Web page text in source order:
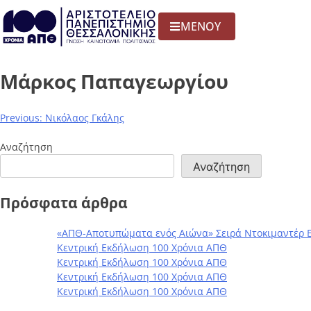
ΜΕΝΟΥ
Μάρκος Παπαγεωργίου
Previous: Νικόλαος Γκάλης
Αναζήτηση
Αναζήτηση
Πρόσφατα άρθρα
«ΑΠΘ-Αποτυπώματα ενός Αιώνα» Σειρά Ντοκιμαντέρ
Κεντρική Εκδήλωση 100 Χρόνια ΑΠΘ
Κεντρική Εκδήλωση 100 Χρόνια ΑΠΘ
Κεντρική Εκδήλωση 100 Χρόνια ΑΠΘ
Κεντρική Εκδήλωση 100 Χρόνια ΑΠΘ